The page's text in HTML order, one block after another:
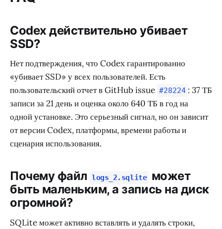
Codex действительно убивает
SSD?
Нет подтверждения, что Codex гарантированно
«убивает SSD» у всех пользователей. Есть
пользовательский отчет в GitHub issue #28224 : 37 ТБ
записи за 21 день и оценка около 640 ТБ в год на
одной установке. Это серьезный сигнал, но он зависит
от версии Codex, платформы, времени работы и
сценария использования.
Почему файл logs_2.sqlite
может
быть маленьким, а запись на диск
огромной?
SQLite может активно вставлять и удалять строки,